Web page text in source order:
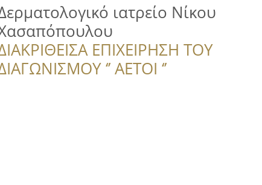
ιατρείο Νίκου
ΕΠΙΧΕΙΡΗΣΗ ΤΟΥ
‘’ ΑΕΤΟΙ ‘’